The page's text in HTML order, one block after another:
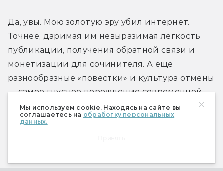
Мы используем cookie. Находясь на сайте вы
соглашаетесь на обработку персональных
данных.
Да, увы. Мою золотую эру убил интернет.
Точнее, даримая им невыразимая лёгкость
публикации, получения обратной связи и
монетизации для сочинителя. А ещё
разнообразные «повестки» и культура отмены
— самое гнусное порождение современной
цивилизации.